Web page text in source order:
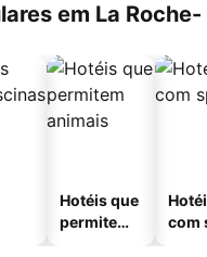
em La Roche-
Hotéis que
permitem
com